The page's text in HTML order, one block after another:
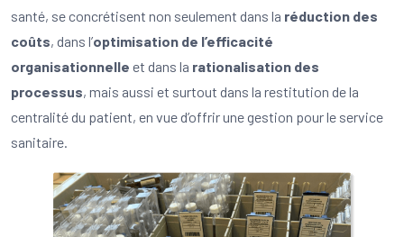
santé, se concrétisent non seulement dans la réduction des
coûts, dans l’optimisation de l’efficacité
organisationnelle et dans la rationalisation des
processus, mais aussi et surtout dans la restitution de la
centralité du patient, en vue d’offrir une gestion pour le service
sanitaire.